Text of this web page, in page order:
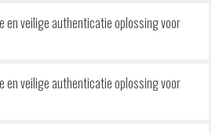
en veilige authenticatie oplossing voor
en veilige authenticatie oplossing voor